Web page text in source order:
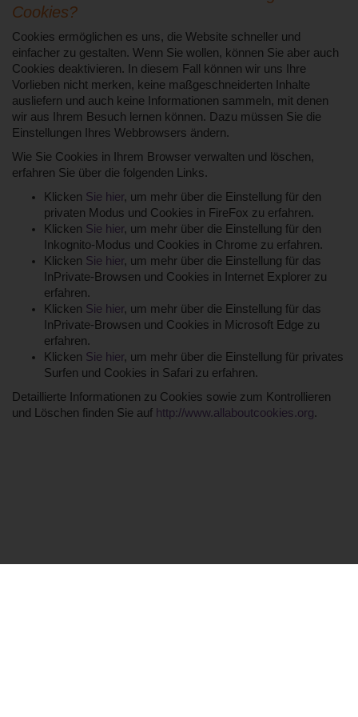
Cookies?
Cookies ermöglichen es uns, die Website schneller und
einfacher zu gestalten. Wenn Sie wollen, können Sie aber auch
Cookies deaktivieren. In diesem Fall können wir uns Ihre
Vorlieben nicht merken, keine maßgeschneiderten Inhalte
ausliefern und auch keine Informationen sammeln, mit denen
wir aus Ihrem Besuch lernen können. Dazu müssen Sie die
Einstellungen Ihres Webbrowsers ändern.
Wie Sie Cookies in Ihrem Browser verwalten und löschen,
erfahren Sie über die folgenden Links.
Klicken Sie hier, um mehr über die Einstellung für den
privaten Modus und Cookies in FireFox zu erfahren.
Klicken Sie hier, um mehr über die Einstellung für den
Inkognito-Modus und Cookies in Chrome zu erfahren.
Klicken Sie hier, um mehr über die Einstellung für das
InPrivate-Browsen und Cookies in Internet Explorer zu
erfahren.
Klicken Sie hier, um mehr über die Einstellung für das
InPrivate-Browsen und Cookies in Microsoft Edge zu
erfahren.
Klicken Sie hier, um mehr über die Einstellung für privates
Surfen und Cookies in Safari zu erfahren.
Detaillierte Informationen zu Cookies sowie zum Kontrollieren
und Löschen finden Sie auf http://www.allaboutcookies.org.